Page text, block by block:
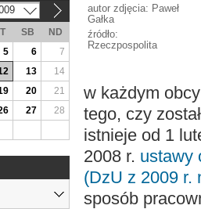
autor zdjęcia: Paweł
Gałka
źródło:
Rzeczpospolita
w każdym
tego, czy
istnieje od 1
2008 r. ustawy
(DzU z 2009 r.
sposób
SB
ND
5 6
7
13
14
20
21
27
28